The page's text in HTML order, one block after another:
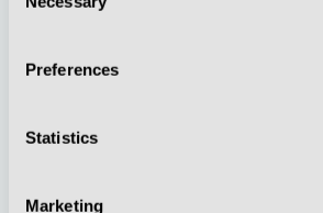
Selection
Preferences
Statistics
Marketing
Stetige